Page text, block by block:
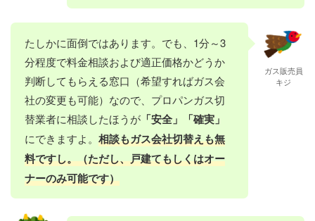
たしかに面倒ではあります。でも、1分～3
分程度で料金相談および適正価格かどうか
判断してもらえる窓口（希望すればガス会
社の変更も可能）なので、プロパンガス切
替業者に相談したほうが 「安全」「確実」
にできますよ。 相談もガス会社切替えも無
料ですし。（ただし、戸建てもしくはオー
ナーのみ可能です）
ガス販売員
キジ